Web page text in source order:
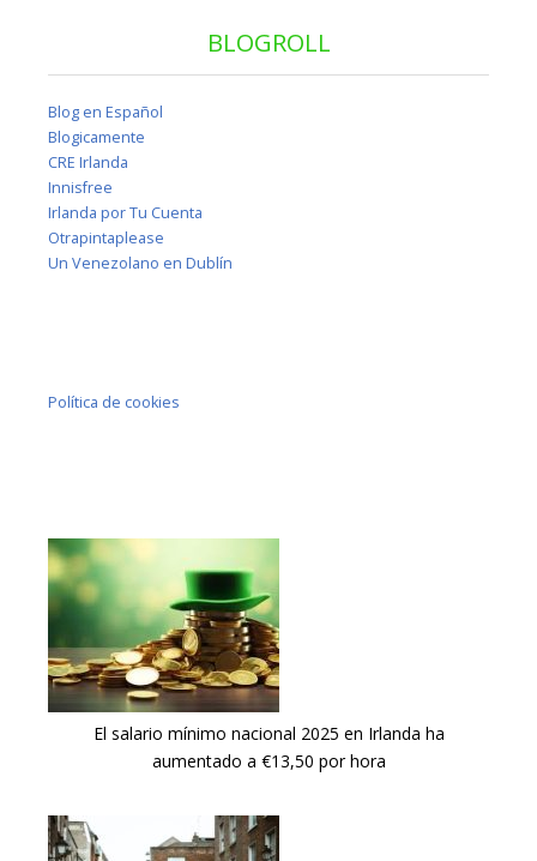
BLOGROLL
Blog en Español
Blogicamente
CRE Irlanda
Innisfree
Irlanda por Tu Cuenta
Otrapintaplease
Un Venezolano en Dublín
Política de cookies
El salario mínimo nacional 2025 en Irlanda ha
aumentado a €13,50 por hora